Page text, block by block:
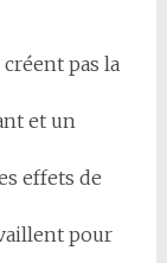
pas la
et un
effets de
pour